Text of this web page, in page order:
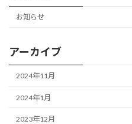
お知らせ
アーカイブ
2024年11月
2024年1月
2023年12月